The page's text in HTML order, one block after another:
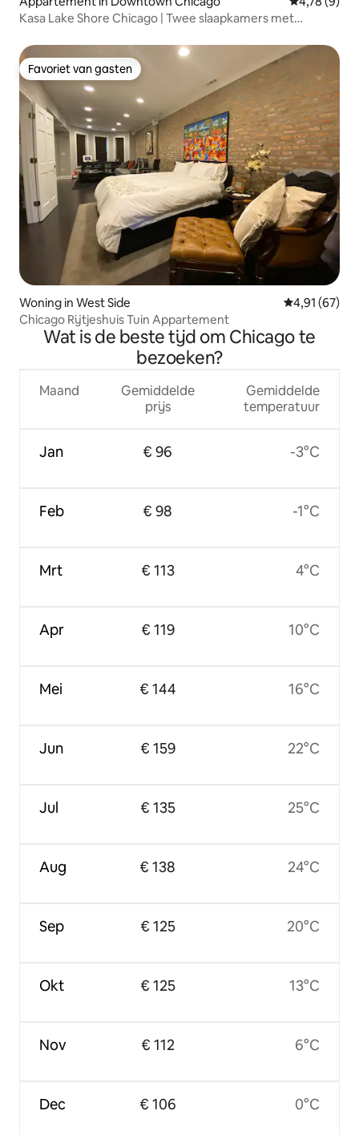
Kasa Lake Shore Chicago | Twee slaapkamers met
Favoriet van gasten
Favoriet van gasten
Woning in West Side Gemiddelde
4,91 (67)
Chicago Rijtjeshuis Tuin Appartement
Wat is de beste tijd om Chicago te
bezoeken?
Maand
Jan
Feb
Mrt
Apr
Mei
Jun
Jul
Aug
Sep
Okt
Nov
Dec
Gemiddelde
prijs
€ 96
€ 98
€ 113
€ 119
€ 144
€ 159
€ 135
€ 138
€ 125
€ 125
€ 112
€ 106
Gemiddelde
temperatuur
-3°C
-1°C
4°C
10°C
16°C
22°C
25°C
24°C
20°C
13°C
6°C
0°C